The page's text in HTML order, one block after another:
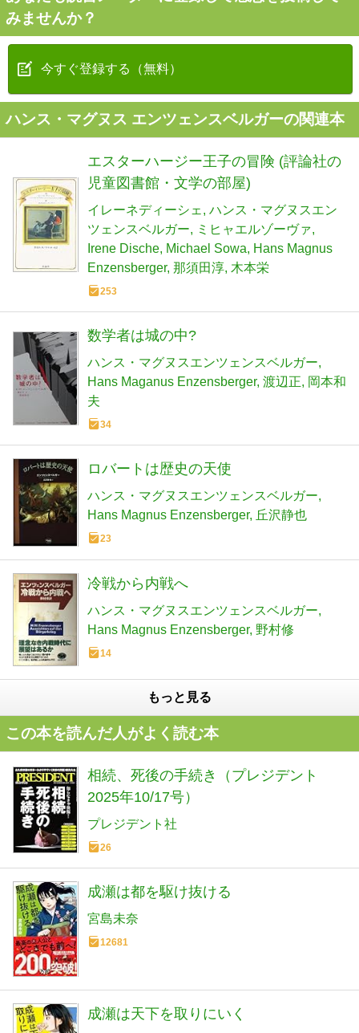
みませんか？
今すぐ登録する（無料）
ハンス・マグヌス エンツェンスベルガーの関連本
エスターハージー王子の冒険 (評論社の
児童図書館・文学の部屋)
イレーネディーシェ
ハンス・マグヌスエン
ツェンスベルガー
ミヒャエルゾーヴァ
Irene Dische Michael Sowa
Hans Magnus
Enzensberger 那須田淳 木本栄
253
数学者は城の中?
ハンス・マグヌスエンツェンスベルガー
Hans Maganus Enzensberger 渡辺正
岡本和
夫
34
ロバートは歴史の天使
ハンス・マグヌスエンツェンスベルガー
Hans Magnus Enzensberger
丘沢静也
23
冷戦から内戦へ
ハンス・マグヌスエンツェンスベルガー
Hans Magnus Enzensberger 野村修
14
もっと見る
この本を読んだ人がよく読む本
相続、死後の手続き（プレジデント
2025年10/17号）
プレジデント社
26
成瀬は都を駆け抜ける
宮島未奈
12681
成瀬は天下を取りにいく